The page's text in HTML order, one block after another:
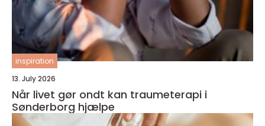
inspiration
13. July 2026
Når livet gør ondt kan traumeterapi i
Sønderborg hjælpe